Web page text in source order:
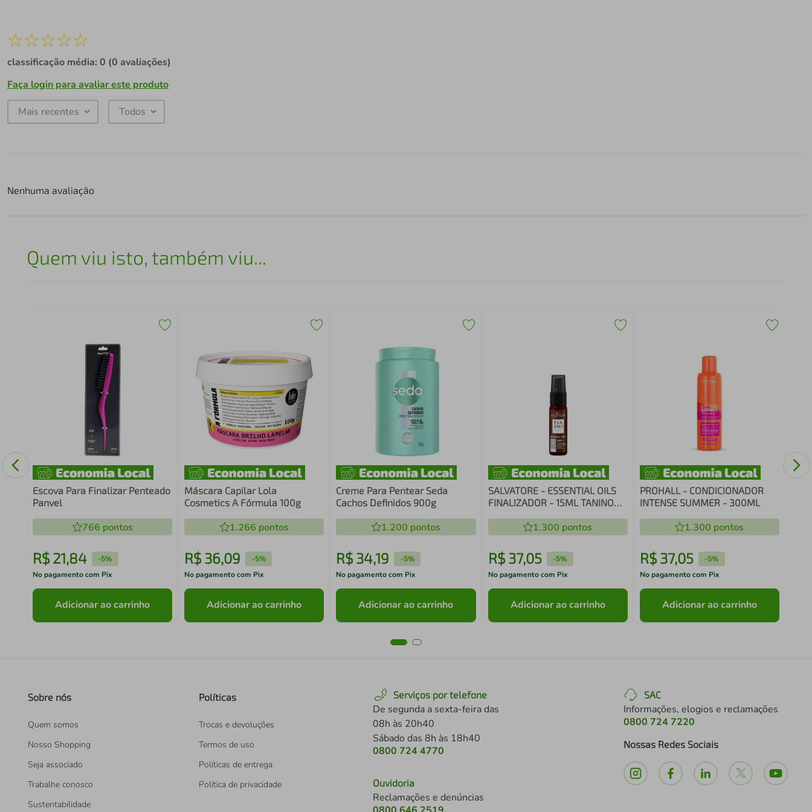
☆☆☆☆☆
classificação média: 0 (0 avaliações)
Faça login para avaliar este produto
Mais recentes Todos
Nenhuma avaliação
Quem viu isto, também viu...
Escova Para Finalizar Penteado
Panvel
766 pontos
R$ 21,84 -5%
No pagamento com Pix
Adicionar ao carrinho
Máscara Capilar Lola
Cosmetics A Fórmula 100g
1.266 pontos
R$ 36,09 -5%
No pagamento com Pix
Adicionar ao carrinho
Creme Para Pentear Seda
Cachos Definidos 900g
1.200 pontos
R$34,19 -5%
No pagamento com Pix
Adicionar ao carrinho
SALVATORE - ESSENTIAL OILS
FINALIZADOR - 15ML TANINO
1.300 pontos
R$ 37,05 -5%
No pagamento com Pix
Adicionar ao carrinho
PROHALL - CONDICIONADOR
INTENSE SUMMER - 300ML
1.300 pontos
R$ 37,05 -5%
No pagamento com Pix
Adicionar ao carrinho
Sobre nós
Quem somos
Nosso Shopping
Seja associado
Trabalhe conosco
Sustentabilidade
Políticas
Trocas e devoluções
Termos de uso
Políticas de entrega
Política de privacidade
Serviços por telefone
De segunda a sexta-feira das
08h às 20h40
Sábado das 8h às 18h40
0800 724 4770
Ouvidoria
Reclamações e denúncias
SAC
Informações, elogios e reclamações
0800 724 7220
Nossas Redes Sociais